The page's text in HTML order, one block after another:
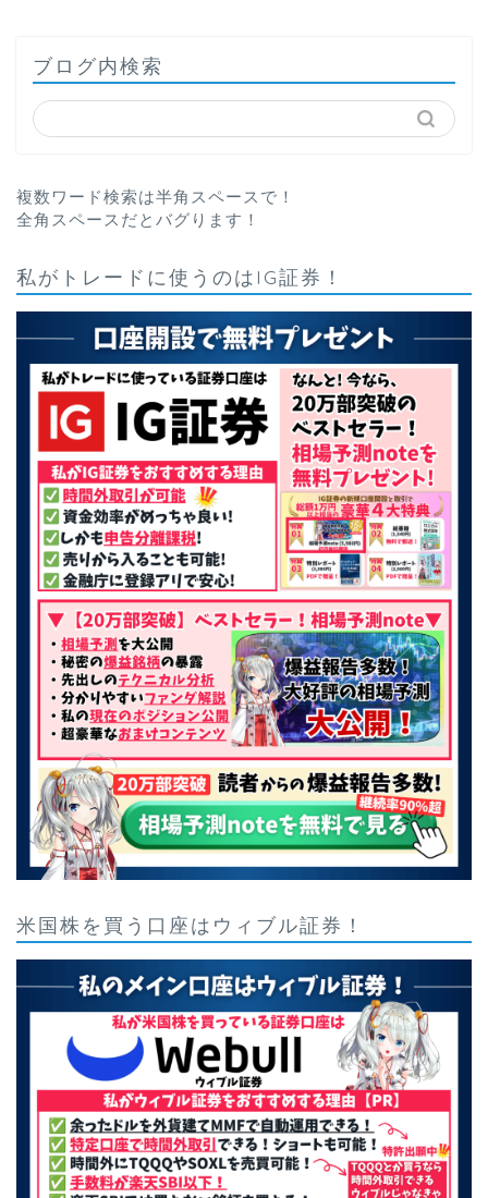
ブログ内検索
複数ワード検索は半角スペースで！
全角スペースだとバグります！
私がトレードに使うのはIG証券！
米国株を買う口座はウィブル証券！